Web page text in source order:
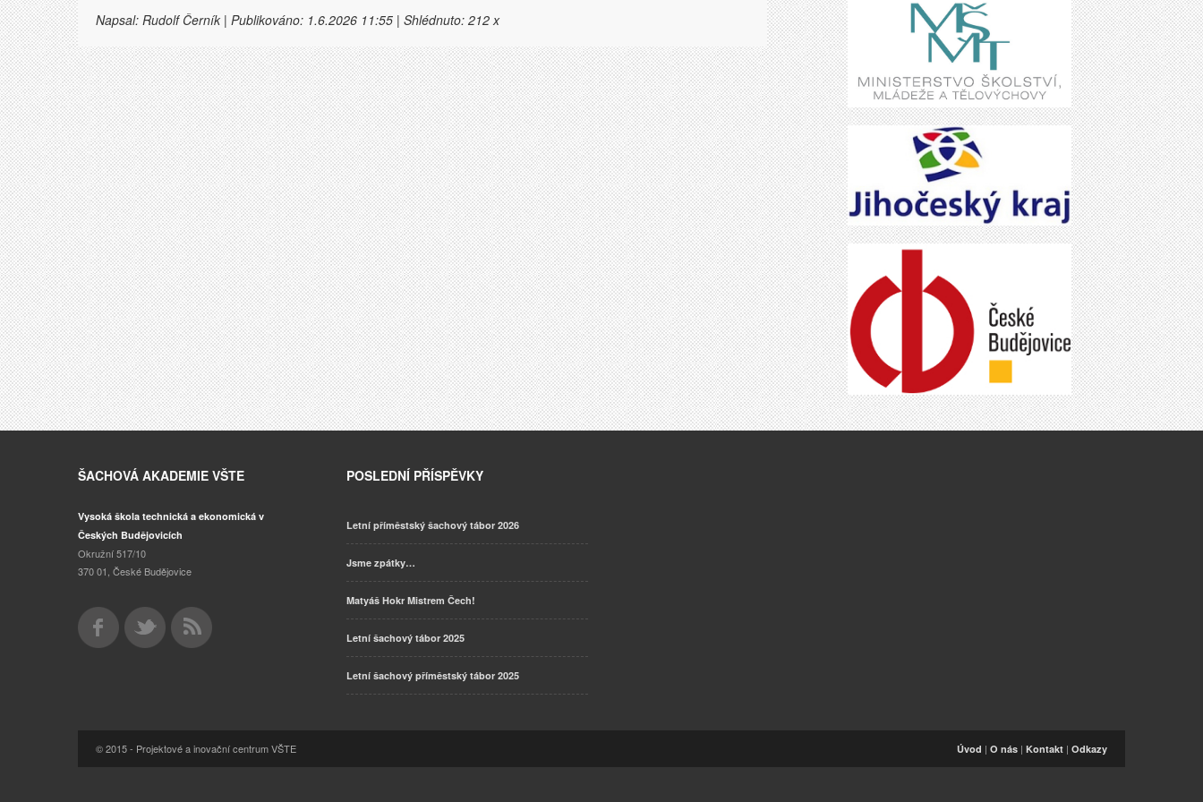
Napsal: Rudolf Černík | Publikováno: 1.6.2026 11:55 | Shlédnuto: 212 x
ŠACHOVÁ AKADEMIE VŠTE
Vysoká škola technická a ekonomická v
Českých Budějovicích
Okružní 517/10
370 01, České Budějovice
POSLEDNÍ PŘÍSPĚVKY
Letní příměstský šachový tábor 2026
Jsme zpátky…
Matyáš Hokr Mistrem Čech!
Letní šachový tábor 2025
Letní šachový příměstský tábor 2025
© 2015 - Projektové a inovační centrum VŠTE Úvod | O nás | Kontakt | Odkazy